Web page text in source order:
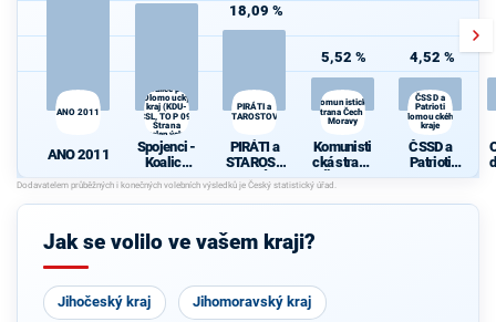
ANO 2011
ANO 2011
Koalice pro
Olomoucký
kraj (KDU-
ČSL, TOP 09,
Strana
zelených,
ProOlomouc)
Spojenci -
Koalice
pro
Olomouck
ý kraj
ČSL, TOP
ProOlomo
uc)
18,09 %
PIRÁTI a
STAROSTOVÉ
PIRÁTI a
STAROST
OVÉ
5,52 %
Komunistická
strana Čech a
Moravy
Komunisti
cká strana
Čech a
Moravy
4,52 %
ČSSD a
Patrioti
Olomouckého
kraje
ČSSD a
Patrioti
Olomouck
Jak se volilo ve vašem kraji?
Jihočeský kraj Jihomoravský kraj